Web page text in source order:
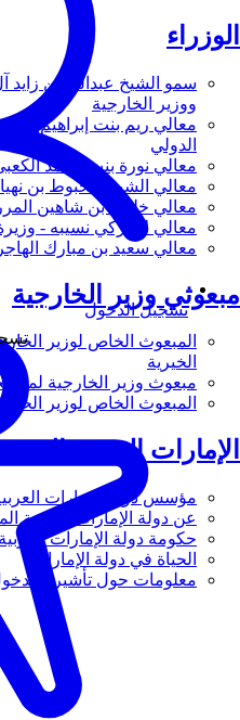
الوزراء
سمو الشيخ عبدالله بن
ووزير الخارجية
معالي ريم بنت إبراهيم
الدولي
معالي نورة بنت محمد
معالي الشيخ شخبوط بن
معالي خليفة بن شاهين
معالي لانا زكي نسيبه -
معالي سعيد بن مبارك
مبعوثي وزير الخارجية
المبعوث الخاص لوزير
الخيرية
مبعوث وزير الخارجية
المبعوث الخاص لوزير
الإمارات العربية
مؤسس دولة الإمارات
عن دولة الإمارات العربية
حكومة دولة الإمارات
الحياة في دولة الإمارات
معلومات حول تأشيرة
تسجيل الدخول